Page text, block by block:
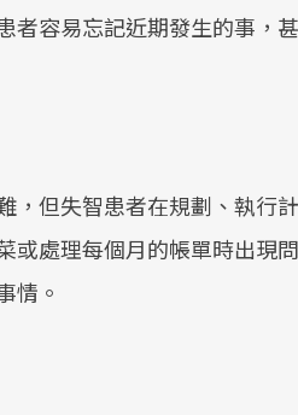
者容易忘記近期發生的事，
，但失智患者在規劃、執行
處理每個月的帳單時出現
情。